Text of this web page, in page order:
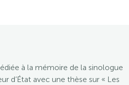
à la mémoire de la sinologue
d’État avec une thèse sur « Les